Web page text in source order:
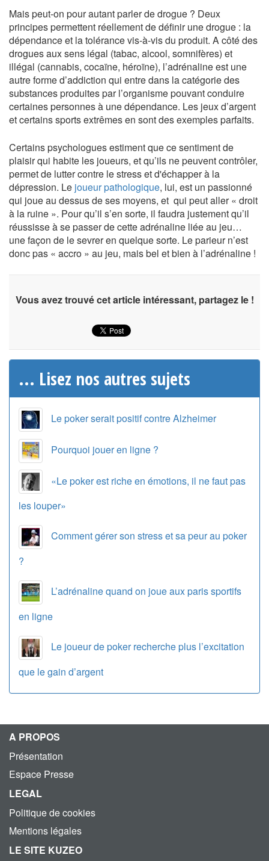
Mais peut-on pour autant parler de drogue ? Deux
principes permettent réellement de définir une drogue : la
dépendance et la tolérance vis-à-vis du produit. A côté des
drogues aux sens légal (tabac, alcool, somnifères) et
illégal (cannabis, cocaïne, héroïne), l’adrénaline est une
autre forme d’addiction qui entre dans la catégorie des
substances produites par l’organisme pouvant conduire
certaines personnes à une dépendance. Les jeux d’argent
et certains sports extrêmes en sont des exemples parfaits.
Certains psychologues estiment que ce sentiment de
plaisir qui habite les joueurs, et qu’ils ne peuvent contrôler,
permet de lutter contre le stress et d'échapper à la
dépression. Le joueur pathologique, lui, est un passionné
qui joue au dessus de ses moyens, et qui peut aller « droit
à la ruine ». Pour qu’il s’en sorte, il faudra justement qu’il
réussisse à se passer de cette adrénaline liée au jeu…
une façon de le sevrer en quelque sorte. Le parieur n’est
donc pas « accro » au jeu, mais bel et bien à l’adrénaline !
Vous avez trouvé cet article intéressant, partagez le !
... Lisez nos autres sujets
Le poker serait positif contre Alzheimer
Pourquoi jouer en ligne ?
«Le poker est riche en émotions, il ne faut pas
les louper»
Comment gérer son stress et sa peur au poker
?
L’adrénaline quand on joue aux paris sportifs
en ligne
Le joueur de poker recherche plus l’excitation
que le gain d’argent
A PROPOS
Présentation
Espace Presse
LEGAL
Politique de cookies
Mentions légales
LE SITE KUZEO